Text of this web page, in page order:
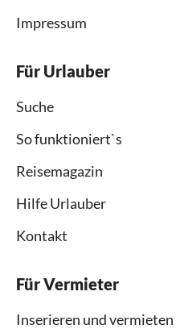
Impressum
Für Urlauber
Suche
So funktioniert`s
Reisemagazin
Hilfe Urlauber
Kontakt
Für Vermieter
Inserieren und vermieten